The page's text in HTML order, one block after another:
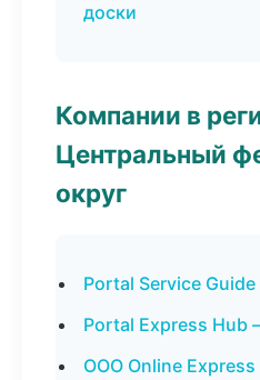
доски
Компании в
Центральный
округ
Portal Service
Portal Express
ООО Online